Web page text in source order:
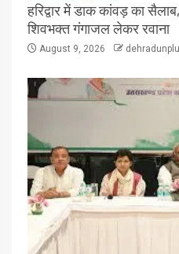
हरिद्वार में डाक कांवड़ का
शिवभक्त गंगाजल लेकर रवाना
August 9, 2026